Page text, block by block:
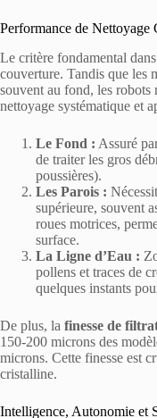
Performance de Nettoyage
Le critère fondamental
couverture. Tandis que les
souvent au fond, les robots
nettoyage systématique et
Le Fond : Assuré
de traiter les gros
poussières).
Les Parois :
supérieure, souvent
roues motrices,
surface.
La Ligne d’Eau :
pollens et traces de
quelques instants
De plus, la finesse de
150-200 microns des
microns. Cette finesse est
cristalline.
Intelligence, Autonomie et